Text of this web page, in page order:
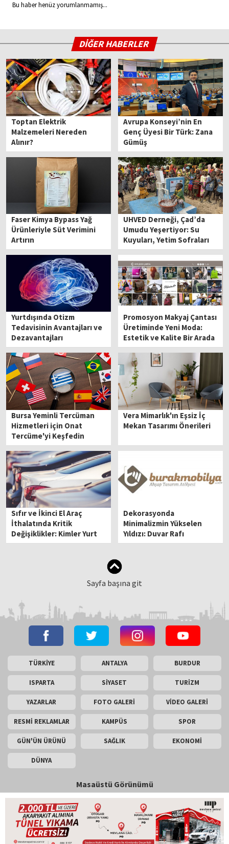
Bu haber henüz yorumlanmamış...
DİĞER HABERLER
Toptan Elektrik
Malzemeleri Nereden
Alınır?
Avrupa Konseyi’nin En
Genç Üyesi Bir Türk: Zana
Gümüş
Faser Kimya Bypass Yağ
Ürünleriyle Süt Verimini
Artırın
UHVED Derneği, Çad’da
Umudu Yeşertiyor: Su
Kuyuları, Yetim Sofraları
ve Manevi Destekler
Sürüyor
Yurtdışında Otizm
Tedavisinin Avantajları ve
Dezavantajları
Promosyon Makyaj Çantası
Üretiminde Yeni Moda:
Estetik ve Kalite Bir Arada
Bursa Yeminli Tercüman
Hizmetleri için Onat
Tercüme'yi Keşfedin
Vera Mimarlık'ın Eşsiz İç
Mekan Tasarımı Önerileri
Sıfır ve İkinci El Araç
İthalatında Kritik
Değişiklikler: Kimler Yurt
Dışından Araba
Dekorasyonda
Minimalizmin Yükselen
Yıldızı: Duvar Rafı
Sayfa başına git
TÜRKİYE ANTALYA BURDUR
ISPARTA SİYASET TURİZM
YAZARLAR FOTO GALERİ VİDEO GALERİ
RESMİ REKLAMLAR KAMPÜS SPOR
GÜN'ÜN ÜRÜNÜ SAĞLIK EKONOMİ
DÜNYA
Masaüstü Görünümü
İletişim
Copyright © 2026 Gün Haber